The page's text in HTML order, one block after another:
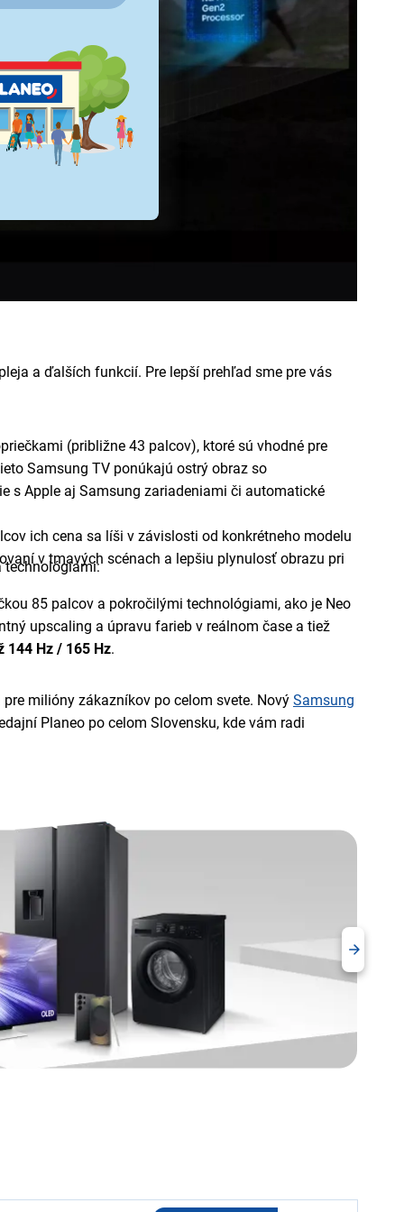
a ďalších funkcií. Pre lepší prehľad sme pre vás
(približne 43 palcov), ktoré sú vhodné pre
Samsung TV ponúkajú ostrý obraz so
s Apple aj Samsung zariadeniami či automatické
ich cena sa líši v závislosti od konkrétneho modelu
v tmavých scénach a lepšiu plynulosť obrazu pri
85 palcov a pokročilými technológiami, ako je Neo
upscaling a úpravu farieb v reálnom čase a tiež
144 Hz / 165 Hz.
technológiami:
milióny zákazníkov po celom svete. Nový Samsung
Planeo po celom Slovensku, kde vám radi